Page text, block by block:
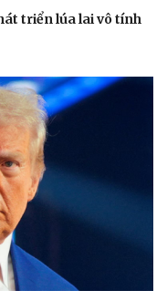
triển lúa lai vô tính